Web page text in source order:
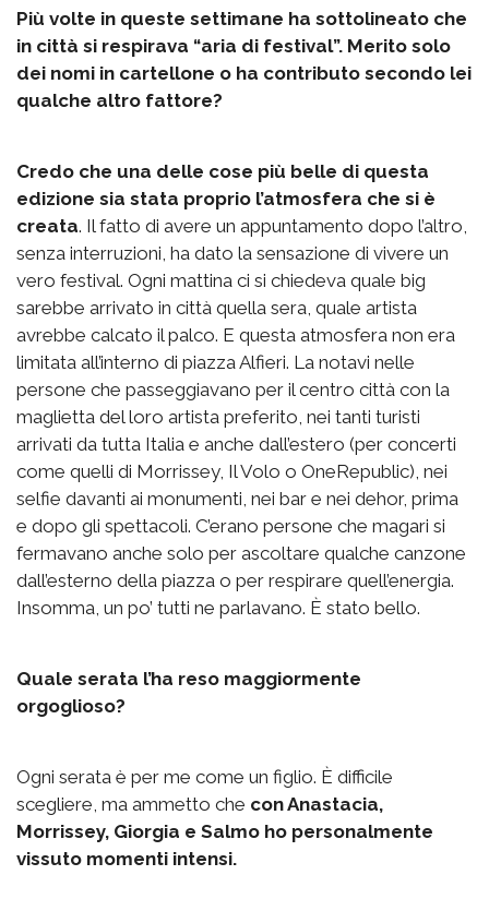
Più volte in queste settimane ha sottolineato che
in città si respirava “aria di festival”. Merito solo
dei nomi in cartellone o ha contributo secondo lei
qualche altro fattore?
Credo che una delle cose più belle di questa
edizione sia stata proprio l’atmosfera che si è
creata. Il fatto di avere un appuntamento dopo l’altro,
senza interruzioni, ha dato la sensazione di vivere un
vero festival. Ogni mattina ci si chiedeva quale big
sarebbe arrivato in città quella sera, quale artista
avrebbe calcato il palco. E questa atmosfera non era
limitata all’interno di piazza Alfieri. La notavi nelle
persone che passeggiavano per il centro città con la
maglietta del loro artista preferito, nei tanti turisti
arrivati da tutta Italia e anche dall’estero (per concerti
come quelli di Morrissey, Il Volo o OneRepublic), nei
selfie davanti ai monumenti, nei bar e nei dehor, prima
e dopo gli spettacoli. C’erano persone che magari si
fermavano anche solo per ascoltare qualche canzone
dall’esterno della piazza o per respirare quell’energia.
Insomma, un po’ tutti ne parlavano. È stato bello.
Quale serata l’ha reso maggiormente
orgoglioso?
Ogni serata è per me come un figlio. È difficile
scegliere, ma ammetto che con Anastacia,
Morrissey, Giorgia e Salmo ho personalmente
vissuto momenti intensi.